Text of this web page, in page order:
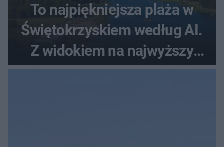
To najpiękniejsza plaża w
Świętokrzyskiem według AI.
Z widokiem na najwyższy
szczyt Gór Świętokrzyskich